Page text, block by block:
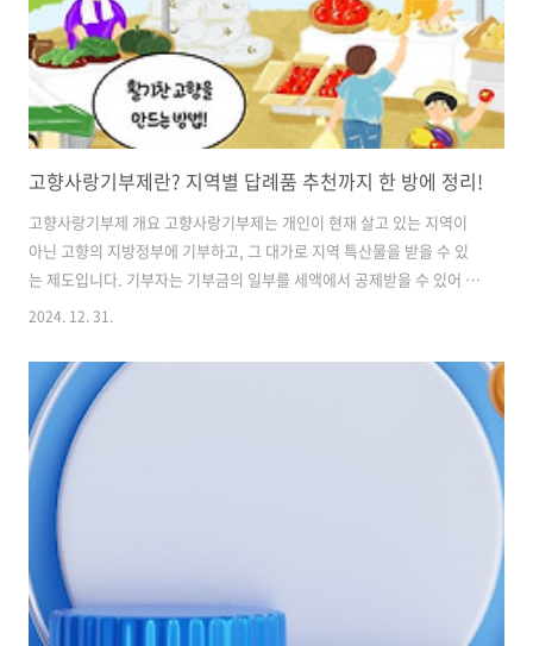
..
고향사랑기부제란? 지역별 답례품 추천까지 한 방에 정리!
고향사랑기부제 개요 고향사랑기부제는 개인이 현재 살고 있는 지역이
아닌 고향의 지방정부에 기부하고, 그 대가로 지역 특산물을 받을 수 있
는 제도입니다. 기부자는 기부금의 일부를 세액에서 공제받을 수 있어 경
제적 이점도 있습니다. 이러한 기부제는 지역사회의 활성화와 지속가능
사랑기부제의 의의 고향사랑기부제는 고향을 잊지 않고 지속적으로 지
원할 수 있는 기회를 제공합니다. 특히, 고향의 소득원이 될 수 있는 지역
생산품을 소비함으로써 지역 경제에 직접적인 도움이 됩니다. 이로 인해
기부자가 고향에 대한 애정을 더욱 키우고, 고향의 독특한 문화를 유지하
고 발전시키는 데 기여할 수 있습니다 고향사랑기부제 기부 방법 및 절차
고향사랑기부제에 ..
2024. 12. 31.